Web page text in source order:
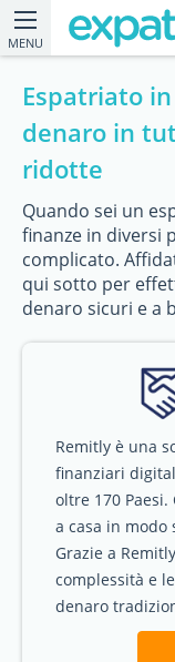
MENU
Espatriato
denaro in
ridotte
Quando sei un
finanze in diversi
complicato.
qui sotto per
denaro sicuri e a
Remitly è una
finanziari
oltre 170
a casa in
Grazie a
complessità e
denaro